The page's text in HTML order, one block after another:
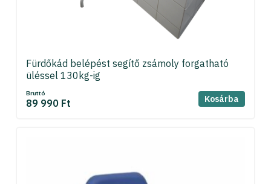
Fürdőkád belépést segítő zsámoly forgatható
üléssel 130kg-ig
Bruttó
89 990 Ft Kosárba